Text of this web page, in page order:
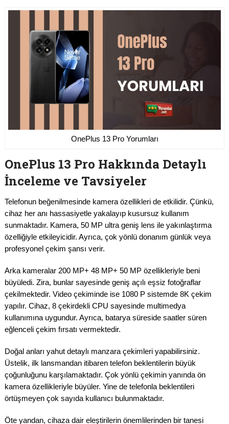
OnePlus 13 Pro Yorumları
OnePlus 13 Pro Hakkında Detaylı
İnceleme ve Tavsiyeler
Telefonun beğenilmesinde kamera özellikleri de etkilidir. Çünkü,
cihaz her anı hassasiyetle yakalayıp kusursuz kullanım
sunmaktadır. Kamera, 50 MP ultra geniş lens ile yakınlaştırma
özelliğiyle etkileyicidir. Ayrıca, çok yönlü donanım günlük veya
profesyonel çekim şansı verir.
Arka kameralar 200 MP+ 48 MP+ 50 MP özellikleriyle beni
büyüledi. Zira, bunlar sayesinde geniş açılı eşsiz fotoğraflar
çekilmektedir. Video çekiminde ise 1080 P sistemde 8K çekim
yapılır. Cihaz, 8 çekirdekli CPU sayesinde multimedya
kullanımına uygundur. Ayrıca, batarya süreside saatler süren
eğlenceli çekim fırsatı vermektedir.
Doğal anları yahut detaylı manzara çekimleri yapabilirsiniz.
Üstelik, ilk lansmandan itibaren telefon beklentilerin büyük
çoğunluğunu karşılamaktadır. Çok yönlü çekimin yanında ön
kamera özellikleriyle büyüler. Yine de telefonla beklentileri
örtüşmeyen çok sayıda kullanıcı bulunmaktadır.
Öte yandan, cihaza dair eleştirilerin önemlilerinden bir tanesi